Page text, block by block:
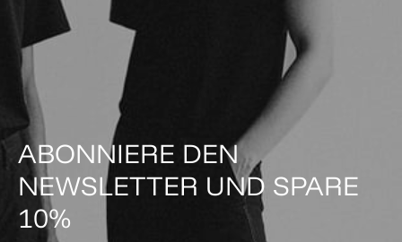
ABONNIERE DEN
NEWSLETTER UND SPARE
10%